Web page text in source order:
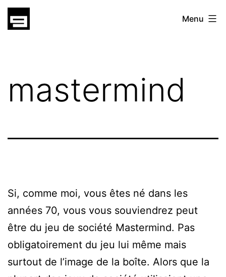
Skip
gatsu
Menu
mastermind
Si, comme moi, vous êtes né dans les
années 70, vous vous souviendrez peut
être du jeu de société Mastermind. Pas
obligatoirement du jeu lui même mais
surtout de l’image de la boîte. Alors que la